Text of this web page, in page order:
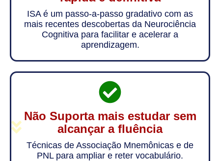
ISA é um passo-a-passo gradativo com as
mais recentes descobertas da Neurociência
Cognitiva para facilitar e acelerar a
aprendizagem.
Não Suporta mais estudar sem
alcançar a fluência
Técnicas de Associação Mnemônicas e de
PNL para ampliar e reter vocabulário.